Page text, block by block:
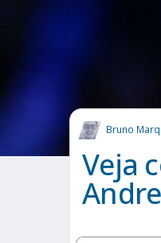
Bruno
Veja